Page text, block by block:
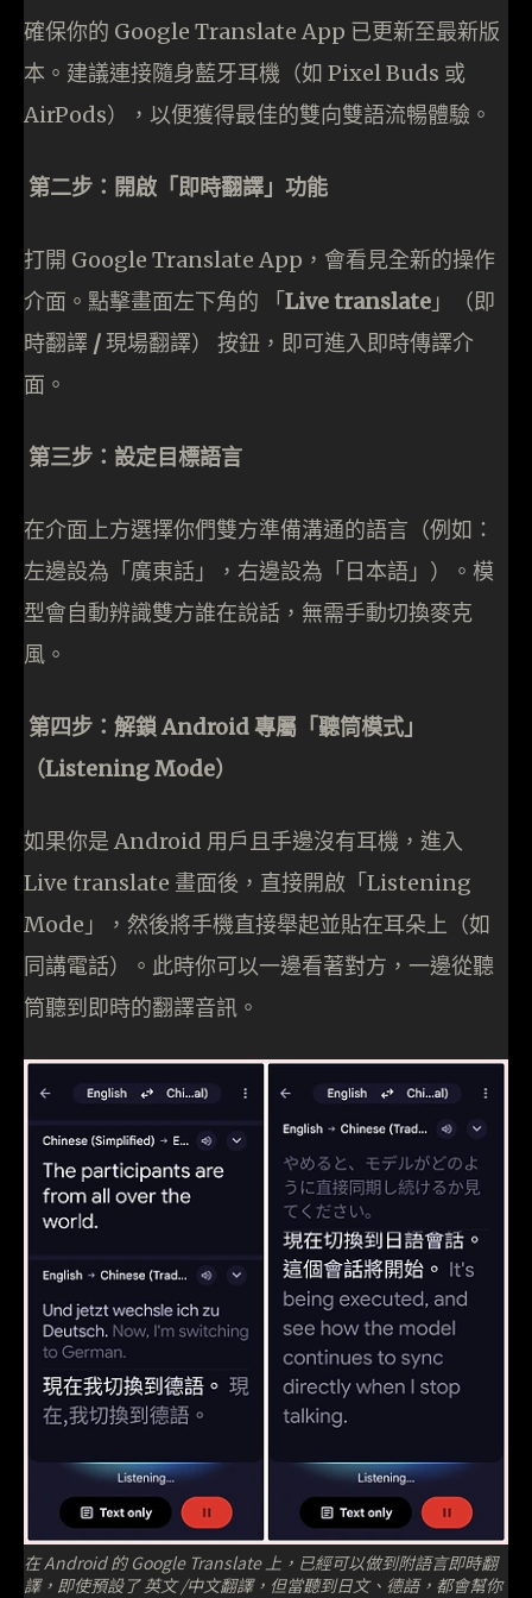
確保你的 Google Translate App 已更新至最新版
本。建議連接隨身藍牙耳機（如 Pixel Buds 或
AirPods），以便獲得最佳的雙向雙語流暢體驗。
第二步：開啟「即時翻譯」功能
打開 Google Translate App，會看見全新的操作
介面。點擊畫面左下角的 「Live translate 」（即
時翻譯 /現場翻譯） 按鈕，即可進入即時傳譯介
面。
第三步：設定目標語言
在介面上方選擇你們雙方準備溝通的語言（例如：
左邊設為「廣東話」，右邊設為「日本語」）。模
型會自動辨識雙方誰在說話，無需手動切換麥克
風。
第四步：解鎖 Android 專屬「聽筒模式」
（Listening Mode）
如果你是 Android 用戶且手邊沒有耳機，進入
Live translate 畫面後，直接開啟「Listening
Mode」，然後將手機直接舉起並貼在耳朵上（如
同講電話）。此時你可以一邊看著對方，一邊從聽
筒聽到即時的翻譯音訊。
在 Android 的 Google Translate 上，已經可以做到附語言即時翻
譯，即使預設了 英文 /中文翻譯，但當聽到日文、德語，都會幫你